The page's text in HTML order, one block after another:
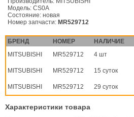
Модель: CS0A
Состояние: новая
Номер запчасти: MR529712
БРЕНД НОМЕР НАЛИЧИЕ
MITSUBISHI
MR529712 4 шт
MITSUBISHI MR529712 15 суток
MITSUBISHI MR529712 29 суток
Характеристики товара